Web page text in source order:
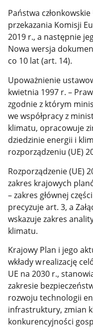
Państwa
przekazania Komisji
2019 r., a następnie
Nowa wersja
co 10 lat (art. 14).
Upoważnienie
kwietnia 1997 r. –
zgodnie z którym
we współpracy z
klimatu, opracowuje
dziedzinie energii i
rozporządzeniu (UE)
Rozporządzenie (UE)
zakres krajowych
– zakres głównej
precyzuje art. 3, a
wskazuje zakres
klimatu.
Krajowy Plan i jego
wkłady w realizację
UE na 2030 r.,
zakresie
rozwoju technologii
infrastruktury, zmian
konkurencyjności